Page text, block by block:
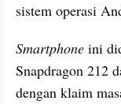
sistem operasi
Smartphone ini
Snapdragon 212
dengan klaim